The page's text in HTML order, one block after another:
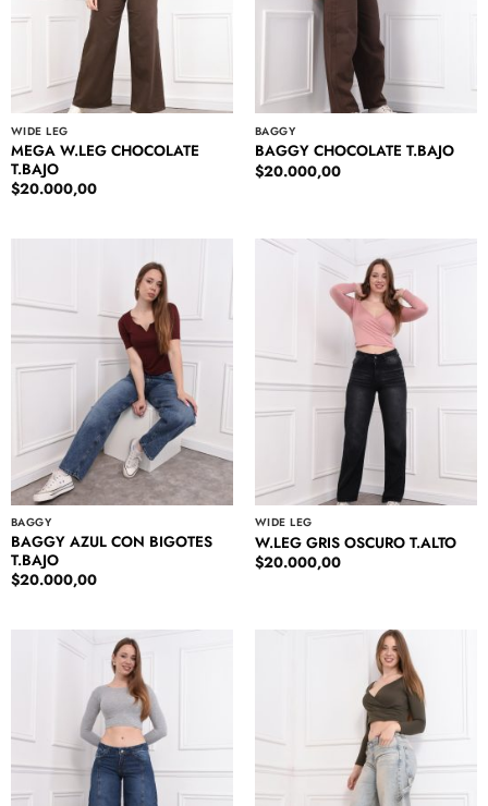
WIDE LEG
MEGA W.LEG CHOCOLATE
T.BAJO
$20.000,00
BAGGY
BAGGY CHOCOLATE T.BAJO
$20.000,00
BAGGY
BAGGY AZUL CON BIGOTES
T.BAJO
$20.000,00
WIDE LEG
W.LEG GRIS OSCURO T.ALTO
$20.000,00